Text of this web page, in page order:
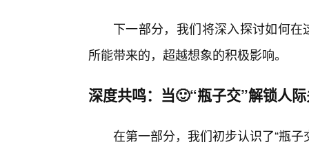
下一部分，我们将深入探讨如何在
所能带来的，超越想象的积极影响。
深度共鸣：当🙂“瓶子交”解锁人
在第一部分，我们初步认识了“瓶